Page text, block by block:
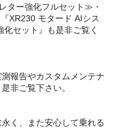
ター強化フルセット≫・
XR230 モタード AIシス
セット』も是非ご覧く
報告やカスタムメンテナ
非ご覧下さい。
く、また安心して乗れる